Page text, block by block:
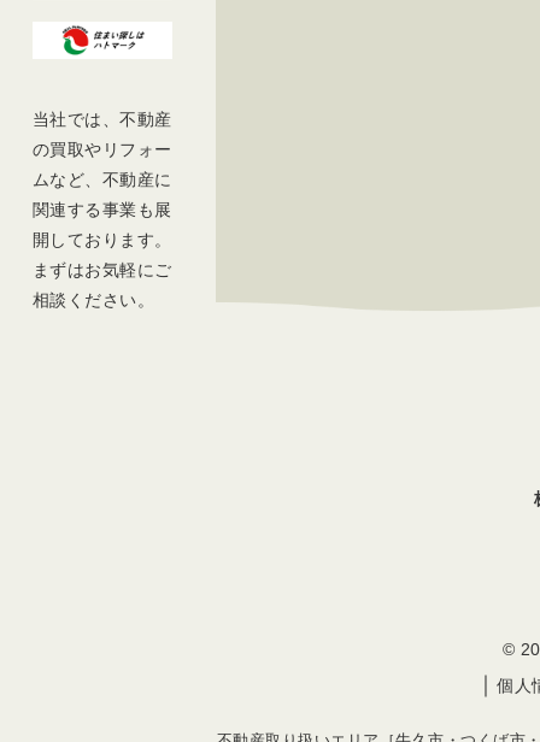
当社では、不動産
の買取やリフォー
ムなど、不動産に
関連する事業も展
開しております。
まずはお気軽にご
相談ください。
©
｜個人